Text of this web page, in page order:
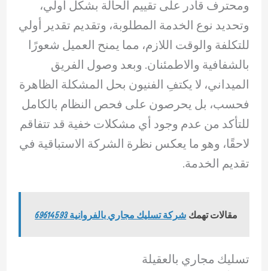
ومحترف قادر على تقييم الحالة بشكل أولي،
وتحديد نوع الخدمة المطلوبة، وتقديم تقدير أولي
للتكلفة والوقت اللازم، مما يمنح العميل شعورًا
بالشفافية والاطمئنان. وبعد وصول الفريق
الميداني، لا يكتفِ الفنيون بحل المشكلة الظاهرة
فحسب، بل يحرصون على فحص النظام بالكامل
للتأكد من عدم وجود أي مشكلات خفية قد تتفاقم
لاحقًا، وهو ما يعكس نظرة الشركة الاستباقية في
تقديم الخدمة.
مقالات تهمك شركة تسليك مجاري بالفروانية 69614593
تسليك مجاري بالعقيلة